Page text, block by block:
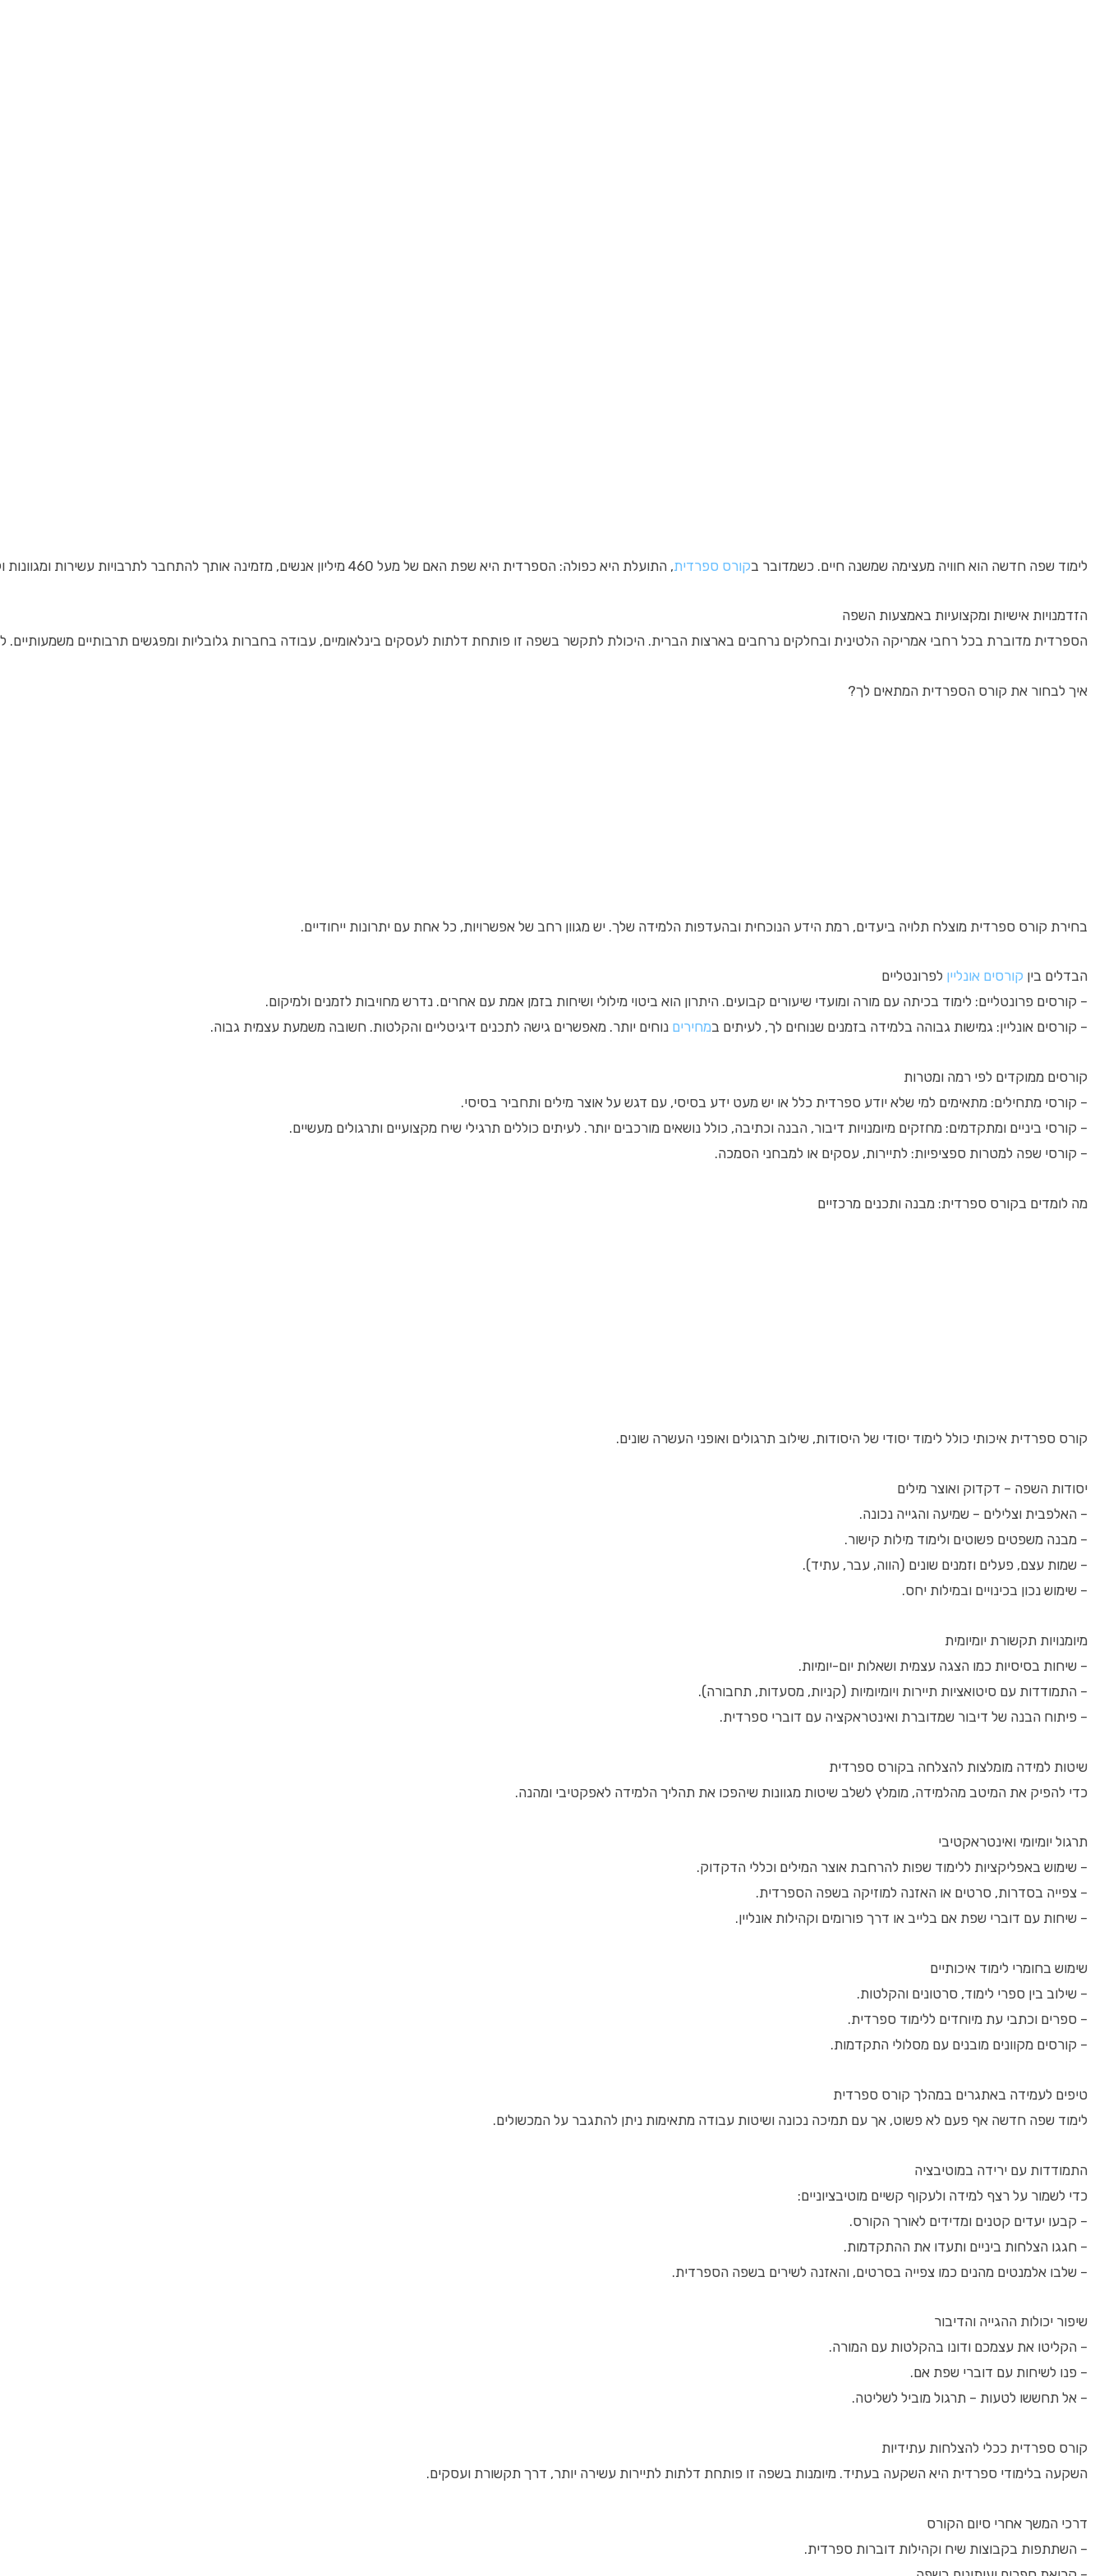
לימוד שפה חדשה הוא חוויה מעצימה שמשנה חיים. כשמדובר בקורס ספרדית, התועלת היא כפולה: הספרדית היא שפת האם של מעל 460 מיליון אנשים, מזמינה אותך להתחבר לתרבויות עשירות ומגוונות ולפתוח אפשרויות אישיות ומקצועיות ברחבי העולם. בין אם אתם מטיילים, מחפשים לקרב בין תרבויות, או רוצים לשפר קריירה, קורס ספרדית יכול להיות הצעד הראשון להפוך את המטרות הללו למציאות.
הזדמנויות אישיות ומקצועיות באמצעות השפה
הספרדית מדוברת בכל רחבי אמריקה הלטינית ובחלקים נרחבים בארצות הברית. היכולת לתקשר בשפה זו פותחת דלתות לעסקים בינלאומיים, עבודה בחברות גלובליות ומפגשים תרבותיים משמעותיים.
איך לבחור את קורס הספרדית המתאים לך?
בחירת קורס ספרדית מוצלח תלויה ביעדים, רמת הידע הנוכחית ובהעדפות הלמידה שלך. יש מגוון רחב של אפשרויות, כל אחת עם יתרונות ייחודיים.
הבדלים בין קורסים אונליין לפרונטליים
– קורסים פרונטליים: לימוד בכיתה עם מורה ומועדי שיעורים קבועים. היתרון הוא ביטוי מילולי ושיחות בזמן אמת עם אחרים. נדרש מחויבות לזמנים ולמיקום.
– קורסים אונליין: גמישות גבוהה בלמידה בזמנים שנוחים לך, לעיתים במחירים נוחים יותר. מאפשרים גישה לתכנים דיגיטליים והקלטות. חשובה משמעת עצמית גבוה.
קורסים ממוקדים לפי רמה ומטרות
– קורסי מתחילים: מתאימים למי שלא יודע ספרדית כלל או יש מעט ידע בסיסי, עם דגש על אוצר מילים ותחביר בסיסי.
– קורסי ביניים ומתקדמים: מחזקים מיומנויות דיבור, הבנה וכתיבה, כולל נושאים מורכבים יותר. לעיתים כוללים תרגילי שיח מקצועיים ותרגולים מעשיים.
– קורסי שפה למטרות ספציפיות: לתיירות, עסקים או למבחני הסמכה.
מה לומדים בקורס ספרדית: מבנה ותכנים מרכזיים
קורס ספרדית איכותי כולל לימוד יסודי של היסודות, שילוב תרגולים ואופני העשרה שונים.
יסודות השפה – דקדוק ואוצר מילים
– האלפבית וצלילים – שמיעה והגייה נכונה.
– מבנה משפטים פשוטים ולימוד מילות קישור.
– שמות עצם, פעלים וזמנים שונים (הווה, עבר, עתיד).
– שימוש נכון בכינויים ובמילות יחס.
מיומנויות תקשורת יומיומית
– שיחות בסיסיות כמו הצגה עצמית ושאלות יום-יומיות.
– התמודדות עם סיטואציות תיירות ויומיומיות (קניות, מסעדות, תחבורה).
– פיתוח הבנה של דיבור שמדוברת ואינטראקציה עם דוברי ספרדית.
שיטות למידה מומלצות להצלחה בקורס ספרדית
כדי להפיק את המיטב מהלמידה, מומלץ לשלב שיטות מגוונות שיהפכו את תהליך הלמידה לאפקטיבי ומהנה.
תרגול יומיומי ואינטראקטיבי
– שימוש באפליקציות ללימוד שפות להרחבת אוצר המילים וכללי הדקדוק.
– צפייה בסדרות, סרטים או האזנה למוזיקה בשפה הספרדית.
– שיחות עם דוברי שפת אם בלייב או דרך פורומים וקהילות אונליין.
שימוש בחומרי לימוד איכותיים
– שילוב בין ספרי לימוד, סרטונים והקלטות.
– ספרים וכתבי עת מיוחדים ללימוד ספרדית.
– קורסים מקוונים מובנים עם מסלולי התקדמות.
טיפים לעמידה באתגרים במהלך קורס ספרדית
לימוד שפה חדשה אף פעם לא פשוט, אך עם תמיכה נכונה ושיטות עבודה מתאימות ניתן להתגבר על המכשולים.
התמודדות עם ירידה במוטיבציה
כדי לשמור על רצף למידה ולעקוף קשיים מוטיבציוניים:
– קבעו יעדים קטנים ומדידים לאורך הקורס.
– חגגו הצלחות ביניים ותעדו את ההתקדמות.
– שלבו אלמנטים מהנים כמו צפייה בסרטים, והאזנה לשירים בשפה הספרדית.
שיפור יכולות ההגייה והדיבור
– הקליטו את עצמכם ודונו בהקלטות עם המורה.
– פנו לשיחות עם דוברי שפת אם.
– אל תחששו לטעות – תרגול מוביל לשליטה.
קורס ספרדית ככלי להצלחות עתידיות
השקעה בלימודי ספרדית היא השקעה בעתיד. מיומנות בשפה זו פותחת דלתות לתיירות עשירה יותר, דרך תקשורת ועסקים.
דרכי המשך אחרי סיום הקורס
– השתתפות בקבוצות שיח וקהילות דוברות ספרדית.